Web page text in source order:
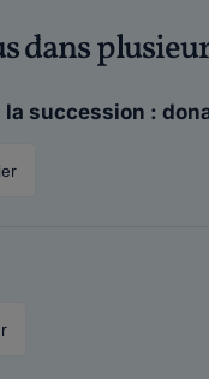
dans
succession :